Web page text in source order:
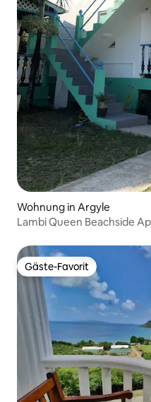
Wohnung in Argyle
Lambi Queen Beachside
Gäste-Favorit
Gäste-Favorit